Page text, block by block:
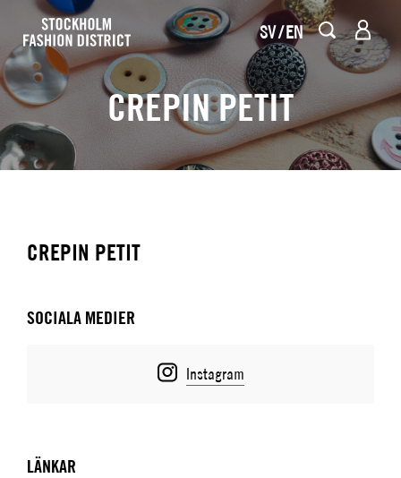
SV EN
CREPIN PETIT
CREPIN PETIT
SOCIALA MEDIER
Instagram
LÄNKAR